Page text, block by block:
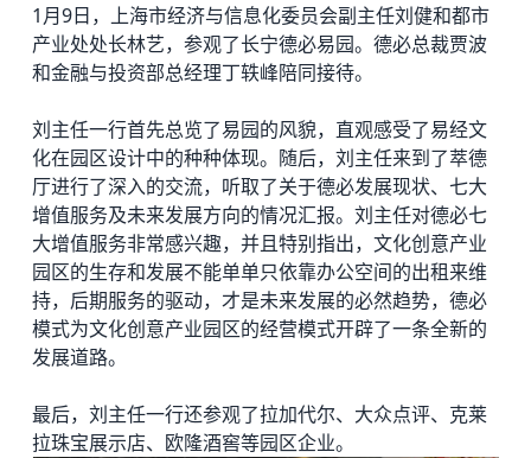
1月9日，上海市经济与信息化委员会副主任刘健和都市
产业处处长林艺，参观了长宁德必易园。德必总裁贾波
和金融与投资部总经理丁轶峰陪同接待。
刘主任一行首先总览了易园的风貌，直观感受了易经文
化在园区设计中的种种体现。随后，刘主任来到了萃德
厅进行了深入的交流，听取了关于德必发展现状、七大
增值服务及未来发展方向的情况汇报。刘主任对德必七
大增值服务非常感兴趣，并且特别指出，文化创意产业
园区的生存和发展不能单单只依靠办公空间的出租来维
持，后期服务的驱动，才是未来发展的必然趋势，德必
模式为文化创意产业园区的经营模式开辟了一条全新的
发展道路。
最后，刘主任一行还参观了拉加代尔、大众点评、克莱
拉珠宝展示店、欧隆酒窖等园区企业。